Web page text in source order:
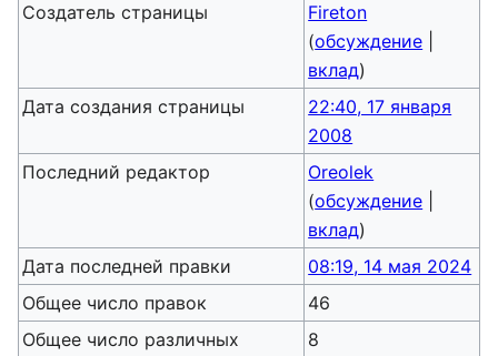
Создатель страницы
Fireton
(обсуждение
вклад)
Дата создания страницы
22:40, 17 января
2008
Последний редактор
Oreolek
(обсуждение
вклад)
Дата последней правки
08:19, 14 мая 2024
Общее число правок
46
Общее число различных
8